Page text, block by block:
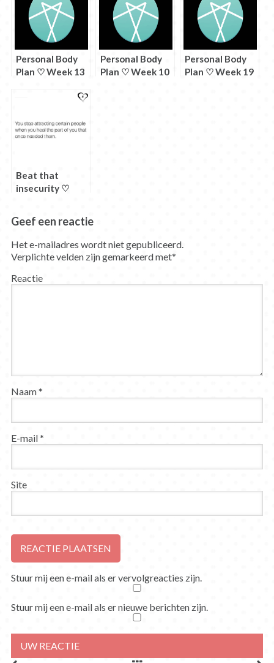
Personal Body
Plan ♡ Week 13
Personal Body
Plan ♡ Week 10
Personal Body
Plan ♡ Week 19
Beat that
insecurity ♡
Geef een reactie
Het e-mailadres wordt niet gepubliceerd.
Verplichte velden zijn gemarkeerd met*
Reactie
Naam*
E-mail*
Site
Stuur mij een e-mail als er vervolgreacties zijn.
Stuur mij een e-mail als er nieuwe berichten zijn.